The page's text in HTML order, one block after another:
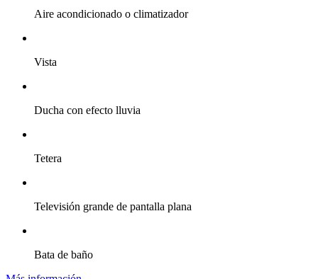
Aire acondicionado o climatizador
Vista
Ducha con efecto lluvia
Tetera
Televisión grande de pantalla plana
Bata de baño